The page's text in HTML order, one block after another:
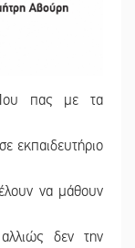
πας με τα
εκπαιδευτήριο
να μάθουν
δεν την